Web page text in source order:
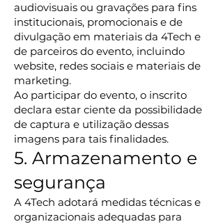
audiovisuais ou gravações para fins
institucionais, promocionais e de
divulgação em materiais da 4Tech e
de parceiros do evento, incluindo
website, redes sociais e materiais de
marketing.
Ao participar do evento, o inscrito
declara estar ciente da possibilidade
de captura e utilização dessas
imagens para tais finalidades.
5. Armazenamento e
segurança
A 4Tech adotará medidas técnicas e
organizacionais adequadas para